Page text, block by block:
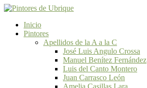
Inicio
Pintores
Apellidos de la A a la C
José Luis Angulo Crossa
Manuel Benítez Fernández
Luis del Canto Montero
Juan Carrasco León
Amelia Casillas Lara